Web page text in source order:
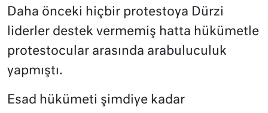
Daha önceki hiçbir protestoya Dürzi
liderler destek vermemiş hatta hükümetle
protestocular arasında arabuluculuk
yapmıştı.
Esad hükümeti şimdiye kadar